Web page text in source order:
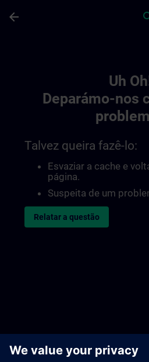
arrow_back
Uh
Deparámo-nos
Talvez queira fazê-lo:
Esvaziar a cache e
página.
Suspeita de um
Relatar a questão